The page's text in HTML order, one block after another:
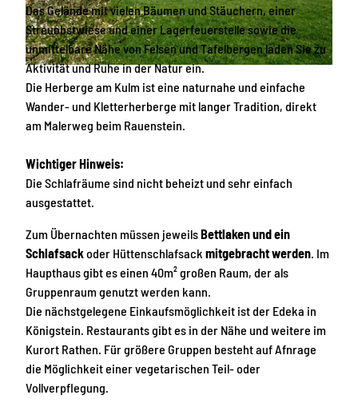
© Mirko Börner |CC-BY
Das Gelände mit vielen Bäumen und Stäuchern, einer
Streuobstwiese und einer Lagerfeuerstelle sowie die
unmittelbare Nähe von Felsen und Tafelbergen laden Sie zu
Aktivität und Ruhe in der Natur ein.
Die Herberge am Kulm ist eine naturnahe und einfache
Wander- und Kletterherberge mit langer Tradition, direkt
am Malerweg beim Rauenstein.
Wichtiger Hinweis:
Die Schlafräume sind nicht beheizt und sehr einfach
ausgestattet.
Zum Übernachten müssen jeweilsBettlaken und ein
Schlafsackoder Hüttenschlafsack mitgebracht werden. Im
Haupthaus gibt es einen 40m² großen Raum, der als
Gruppenraum genutzt werden kann.
Die nächstgelegene Einkaufsmöglichkeit ist der Edeka in
Königstein. Restaurants gibt es in der Nähe und weitere im
Kurort Rathen. Für größere Gruppen besteht auf Afnrage
die Möglichkeit einer vegetarischen Teil- oder
Vollverpflegung.